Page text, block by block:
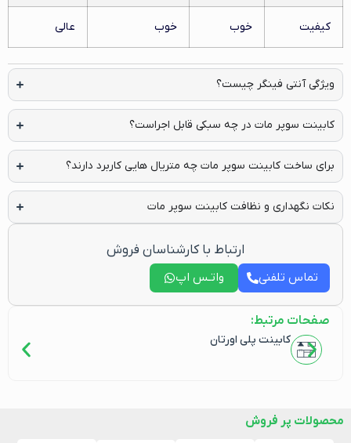
کیفیت خوب خوب عالی
ویژگی آنتی فینگر چیست؟
کابینت سوپر مات در چه سبکی قابل اجراست؟
برای ساخت کابینت سوپر مات چه متریال هایی کاربرد دارند؟
نکات نگهداری و نظافت کابینت سوپر مات
ارتباط با کارشناسان فروش
تماس تلفنی واتـس اپ
صفحات مرتبط:
کابینت پلی اورتان
محصولات پر فروش